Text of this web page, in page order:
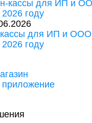
для ИП и
году